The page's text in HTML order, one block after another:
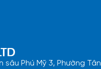
sâu Phú Mỹ 3, Phường Tân